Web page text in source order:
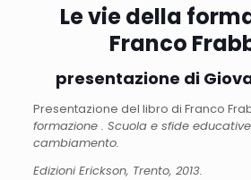
Le vie della
Franco
presentazione di
Presentazione del libro di Franco
formazione . Scuola e sfide
cambiamento.
Edizioni Erickson, Trento, 2013.